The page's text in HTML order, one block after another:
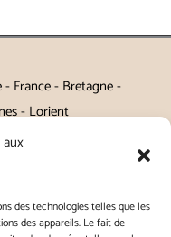
des technologies telles que les
des appareils. Le fait de
France - Bretagne -
- Lorient
Art de la table